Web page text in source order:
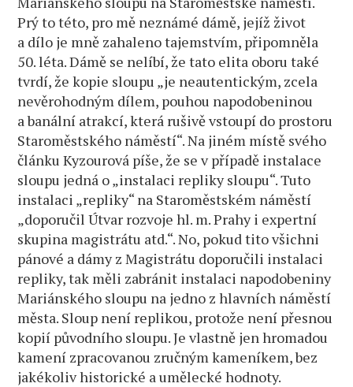
Prý to této, pro mě neznámé dámě, jejíž život
a dílo je mně zahaleno tajemstvím, připomněla
50. léta. Dámě se nelíbí, že tato elita oboru také
tvrdí, že kopie sloupu „je neautentickým, zcela
nevěrohodným dílem, pouhou napodobeninou
a banální atrakcí, která rušivě vstoupí do prostoru
Staroměstského náměstí“. Na jiném místě svého
článku Kyzourová píše, že se v případě instalace
sloupu jedná o „instalaci repliky sloupu“. Tuto
instalaci „repliky“ na Staroměstském náměstí
„doporučil Útvar rozvoje hl. m. Prahy i expertní
skupina magistrátu atd.“. No, pokud tito všichni
pánové a dámy z Magistrátu doporučili instalaci
repliky, tak měli zabránit instalaci napodobeniny
Mariánského sloupu na jedno z hlavních náměstí
města. Sloup není replikou, protože není přesnou
kopií původního sloupu. Je vlastně jen hromadou
kamení zpracovanou zručným kameníkem, bez
jakékoliv historické a umělecké hodnoty.